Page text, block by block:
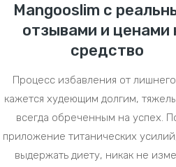
Mangooslim с
отзывами и ценами
средство
Процесс избавления от
кажется худеющим долгим,
всегда обреченным на успех.
приложение титанических
выдержать диету, никак не